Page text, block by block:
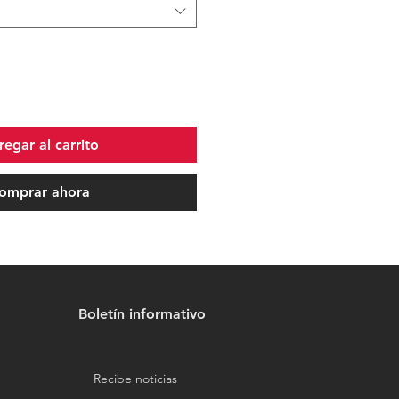
al carrito
ahora
Boletín informativo
Recibe noticias